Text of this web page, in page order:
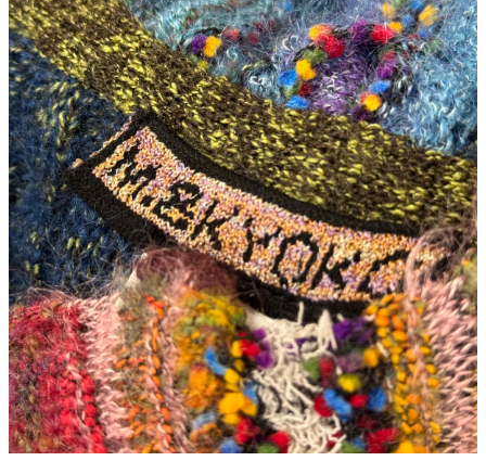
お申し込みフォーム